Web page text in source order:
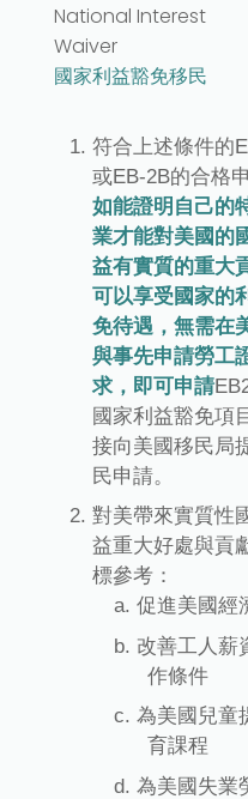
National Interest
Waiver
國家利益豁免移民
符合上述條件的
或EB-2B的合格
如能證明自己的
業才能對美國的
益有實質的重大
可以享受國家的
免待遇，無需在
與事先申請勞工
求，即可申請
國家利益豁免項
接向美國移民局
民申請。
對美帶來實質性
益重大好處與貢
標參考：
促進美國經
改善工人薪
作條件
為美國兒童
育課程
為美國失業